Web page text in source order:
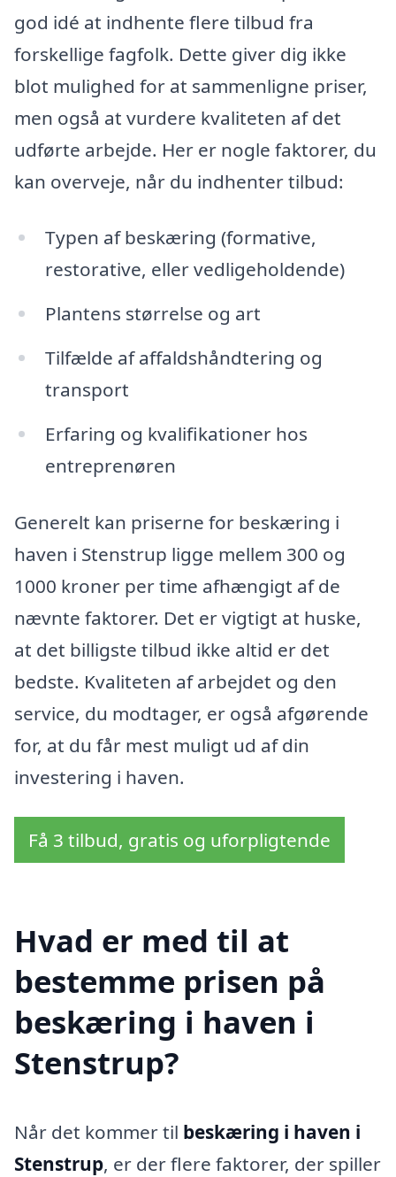
god idé at indhente flere tilbud fra
forskellige fagfolk. Dette giver dig ikke
blot mulighed for at sammenligne priser,
men også at vurdere kvaliteten af det
udførte arbejde. Her er nogle faktorer, du
kan overveje, når du indhenter tilbud:
Typen af beskæring (formative,
restorative, eller vedligeholdende)
Plantens størrelse og art
Tilfælde af affaldshåndtering og
transport
Erfaring og kvalifikationer hos
entreprenøren
Generelt kan priserne for beskæring i
haven i Stenstrup ligge mellem 300 og
1000 kroner per time afhængigt af de
nævnte faktorer. Det er vigtigt at huske,
at det billigste tilbud ikke altid er det
bedste. Kvaliteten af arbejdet og den
service, du modtager, er også afgørende
for, at du får mest muligt ud af din
investering i haven.
Få 3 tilbud, gratis og uforpligtende
Hvad er med til at
bestemme prisen på
beskæring i haven i
Stenstrup?
Når det kommer til beskæring i haven i
Stenstrup, er der flere faktorer, der spiller